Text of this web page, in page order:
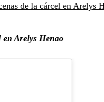
de la cárcel en Arelys
en Arelys Henao